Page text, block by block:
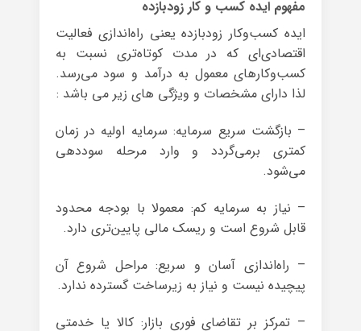
مفهوم ایده کسب و کار زودبازده
ایده کسب‌وکار زودبازده یعنی راه‌اندازی فعالیت
اقتصادی‌ای که در مدت کوتاه‌تری نسبت به
کسب‌وکارهای معمول به درآمد و سود می‌رسد.
لذا دارای مشخصات و ویژگی های زیر می باشد :
– بازگشت سریع سرمایه: سرمایه اولیه در زمان
کمتری برمی‌گردد و وارد مرحله سوددهی
می‌شود.
– نیاز به سرمایه کم: معمولا با بودجه محدود
قابل شروع است و ریسک مالی پایین‌تری دارد.
– راه‌اندازی آسان و سریع: مراحل شروع آن
پیچیده نیست و نیاز به زیرساخت گسترده ندارد.
– تمرکز بر تقاضای فوری بازار: کالا یا خدمتی